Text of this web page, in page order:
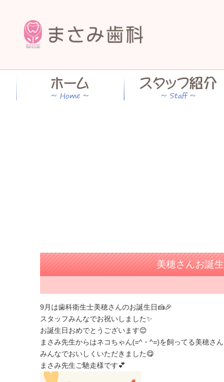
美穂さんお誕
9月は歯科衛生士美穂さんのお誕生日🍰🎉
スタッフみんなでお祝いしました✨
お誕生日おめでとうございます😊
まさみ先生からはネコちゃん(=^・^=)を飼ってる美穂さ
みんなでおいしくいただきました😋
まさみ先生ご馳走様です💕